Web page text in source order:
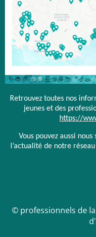
Retrouvez toutes nos
jeunes et des
https://
Vous pouvez aussi nous
l’actualité de notre
© professionnels de